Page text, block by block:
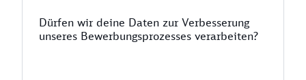
Dürfen wir deine Daten zur Verbesserung
unseres Bewerbungsprozesses verarbeiten?